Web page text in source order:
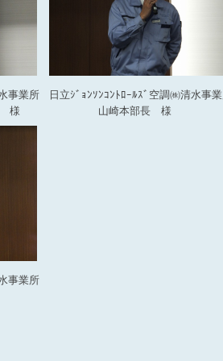
事業所
様
日立ｼﾞｮﾝｿﾝｺﾝﾄﾛｰﾙｽﾞ空調㈱清水事
山崎本部長 様
事業所